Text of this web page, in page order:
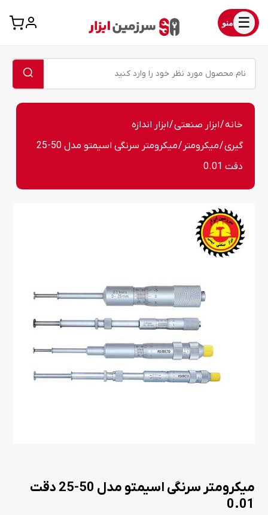
☰ منو
خانه/ابزار صنعتی/ابزار اندازه
گیری/میکرومتر
/ میکرومتر سرنگی اسیمتو مدل 50-25
دقت 0.01
میکرومتر سرنگی اسیمتو مدل 50-25 دقت
0.01